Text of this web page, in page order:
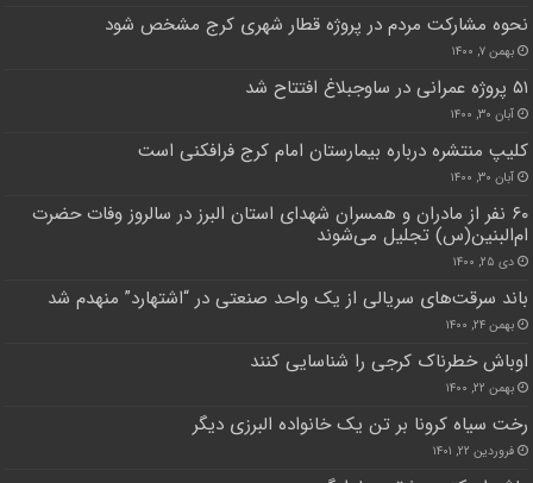
نحوه مشارکت مردم در پروژه قطار شهری کرج مشخص شود
بهمن ۷, ۱۴۰۰
۵۱ پروژه عمرانی در ساوجبلاغ افتتاح شد
آبان ۳۰, ۱۴۰۰
کلیپ منتشره درباره بیمارستان امام کرج فرافکنی است
آبان ۳۰, ۱۴۰۰
۶۰ نفر از مادران و همسران شهدای استان البرز در سالروز وفات حضرت
ام‌البنین(س) تجلیل می‌شوند
دی ۲۵, ۱۴۰۰
باند سرقت‌های سریالی از یک واحد صنعتی در “اشتهارد” منهدم شد
بهمن ۲۴, ۱۴۰۰
اوباش خطرناک کرجی را شناسایی کنند
بهمن ۲۲, ۱۴۰۰
رخت سیاه کرونا بر تن یک خانواده البرزی دیگر
فروردین ۲۲, ۱۴۰۱